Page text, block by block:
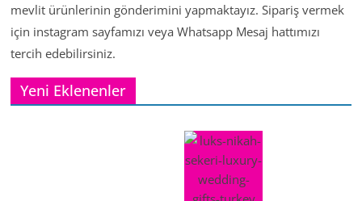
mevlit ürünlerinin gönderimini yapmaktayız. Sipariş vermek
için instagram sayfamızı veya Whatsapp Mesaj hattımızı
tercih edebilirsiniz.
Yeni Eklenenler